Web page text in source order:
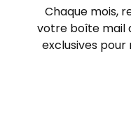
Chaque mois,
votre boîte mail
exclusives